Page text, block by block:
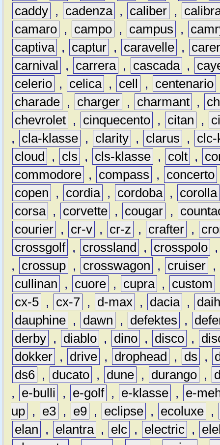
caddy , cadenza , caliber ,
camaro , campo , campus ,
captiva , captur , caravelle ,
carnival
, carrera , cascada ,
celerio , celica , cell , centenario
charade , charger , charmant ,
chevrolet , cinquecento , citan ,
,
cla-klasse , clarity , clarus ,
clc-
cloud
, cls , cls-klasse , colt ,
commodore , compass , concerto
copen
, cordia , cordoba ,
corolla
corsa , corvette , cougar ,
courier , cr-v , cr-z , crafter ,
crossgolf , crossland , crosspolo
,
crossup , crosswagon , cruiser ,
cullinan
, cuore , cupra , custom
cx-5 , cx-7 , d-max , dacia ,
dauphine , dawn , defektes ,
derby , diablo , dino , disco ,
dokker , drive , drophead , ds ,
ds6 , ducato , dune , durango ,
,
e-bulli , e-golf , e-klasse ,
e-
up , e3 , e9 , eclipse , ecoluxe ,
elan
, elantra , elc , electric ,